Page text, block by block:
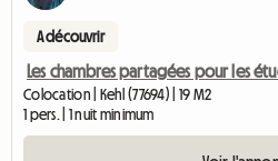
A découvrir
Colocation | Kehl (77694) | 19 M2
1 pers. | 1 nuit minimum